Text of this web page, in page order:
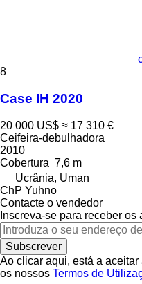
8
Case IH 2020
20 000 US$ ≈ 17 310 €
Ceifeira-debulhadora
2010
Cobertura 7,6 m
Ucrânia, Uman
ChP Yuhno
Contacte o vendedor
Inscreva-se para receber
Subscrever
Ao clicar aqui, está a aceitar
os nossos Termos de